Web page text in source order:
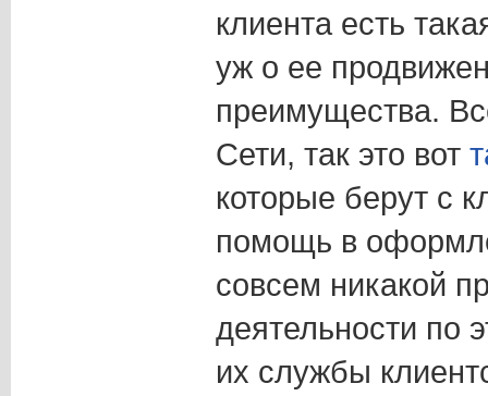
клиента есть
уж о ее
преимущества.
Сети, так это вот
которые берут с
помощь в
совсем никакой
деятельности по
их службы